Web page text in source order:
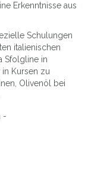
Erkenntnisse aus
Schulungen
italienischen
Sfolgline in
Kursen zu
Olivenöl bei
-